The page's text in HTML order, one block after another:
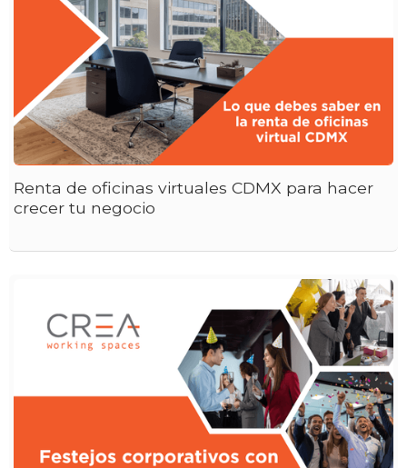
Renta de oficinas virtuales CDMX para hacer
crecer tu negocio